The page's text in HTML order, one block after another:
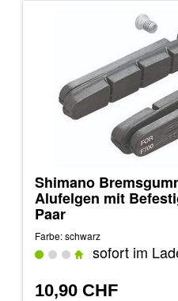
Shimano
Alufelgen mit
Paar
Farbe: schwarz
sofort im
10,90 CHF